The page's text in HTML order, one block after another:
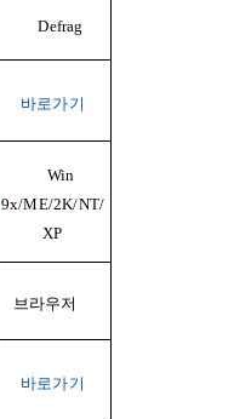
Defrag
바로가기
Win
9x/ME/2K/NT/
XP
브라우저
바로가기